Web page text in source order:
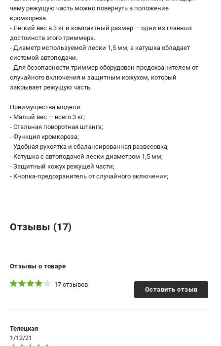
Принадлежности для триммеров
Принадлежности для газонокосилок
+7 (812) 336-63-08
Информация размещённая на сайте не является публичной
Режим работы колл-центра:
пн-пт - с 9:00 до 18:00
вс - выходной
ЗАКАЗ ЗАПЧАСТЕЙ
+7 (8112) 59-10-67
чему режущую часть можно повернуть в положение
кромкореза.
- Легкий вес в 3 кг и компактный размер — одни из главных
достоинств этого триммера.
- Диаметр используемой лески 1,5 мм, а катушка обладает
системой автоподачи.
- Для безопасности триммер оборудован предохранителем от
случайного включения и защитным кожухом, который
закрывает режущую часть.
Преимущества модели:
- Малый вес — всего 3 кг;
- Стальная поворотная штанга;
- Функция кромкореза;
- Удобная рукоятка и сбалансированная развесовка;
- Катушка с автоподачей лески диаметром 1,5 мм;
- Защитный кожух режущей части;
- Кнопка-предохранитель от случайного включения;
Отзывы (17)
Отзывы о товаре
17 отзывов
Оставить отзыв
Телецкая
1/12/21